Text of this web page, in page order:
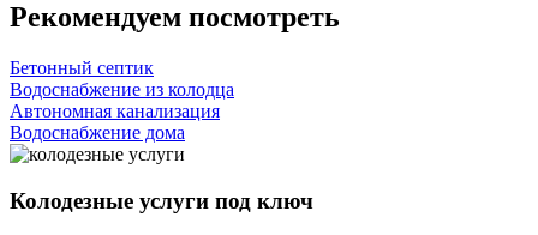
Рекомендуем посмотреть
Бетонный септик
Водоснабжение из колодца
Автономная канализация
Водоснабжение дома
Колодезные услуги под ключ